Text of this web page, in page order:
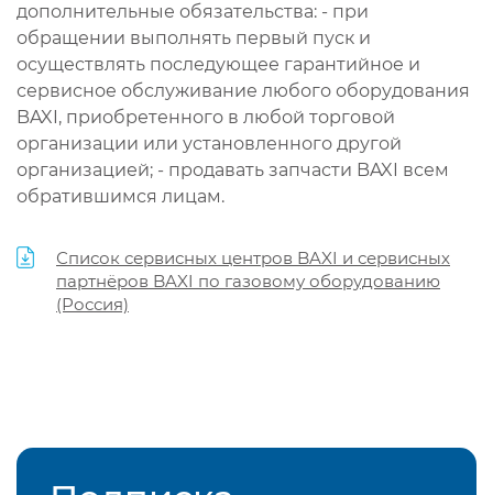
дополнительные обязательства: - при
обращении выполнять первый пуск и
осуществлять последующее гарантийное и
сервисное обслуживание любого оборудования
BAXI, приобретенного в любой торговой
организации или установленного другой
организацией; - продавать запчасти BAXI всем
обратившимся лицам.
Список сервисных центров BAXI и сервисных
партнёров BAXI по газовому оборудованию
(Россия)